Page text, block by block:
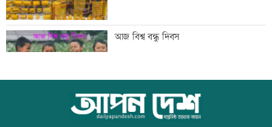
গুরুত্বপূর্ণ ব্যক্তিদের নিয়ে অপপ্রচারের বিরুদ্ধে
সতর্ক করল পুলিশ
নিরাপত্তা পেলে দেশে ফিরতে চান সাকিব
আজ বিশ্ব বন্ধু দিবস
কোরআন-হাদিসে নামাজ না পড়ার শাস্তি